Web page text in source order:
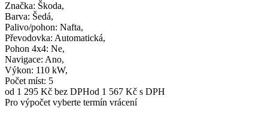
Značka: Škoda,
Barva: Šedá,
Palivo/pohon: Nafta,
Převodovka: Automatická,
Pohon 4x4: Ne,
Navigace: Ano,
Výkon: 110 kW,
Počet míst: 5
od 1 295 Kč bez DPHod 1 567 Kč s DPH
Pro výpočet vyberte termín vrácení